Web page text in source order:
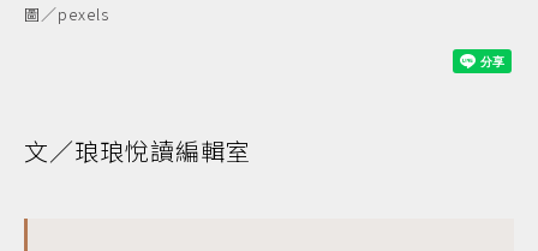
圖／pexels
文／琅琅悅讀編輯室